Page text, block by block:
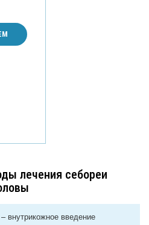
лечения себореи
– внутрикожное введение